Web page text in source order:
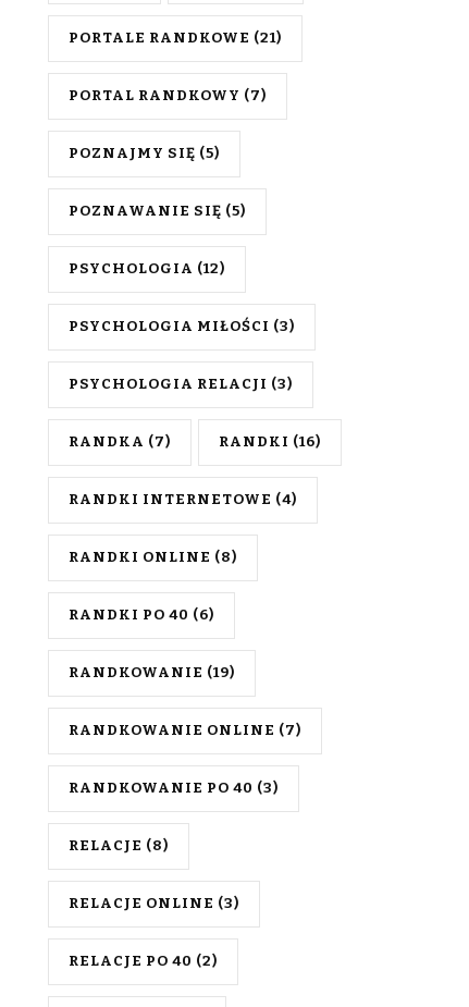
PORTALE RANDKOWE (21)
PORTAL RANDKOWY (7)
POZNAJMY SIĘ (5)
POZNAWANIE SIĘ (5)
PSYCHOLOGIA (12)
PSYCHOLOGIA MIŁOŚCI (3)
PSYCHOLOGIA RELACJI (3)
RANDKA (7) RANDKI (16)
RANDKI INTERNETOWE (4)
RANDKI ONLINE (8)
RANDKI PO 40 (6)
RANDKOWANIE (19)
RANDKOWANIE ONLINE (7)
RANDKOWANIE PO 40 (3)
RELACJE (8)
RELACJE ONLINE (3)
RELACJE PO 40 (2)